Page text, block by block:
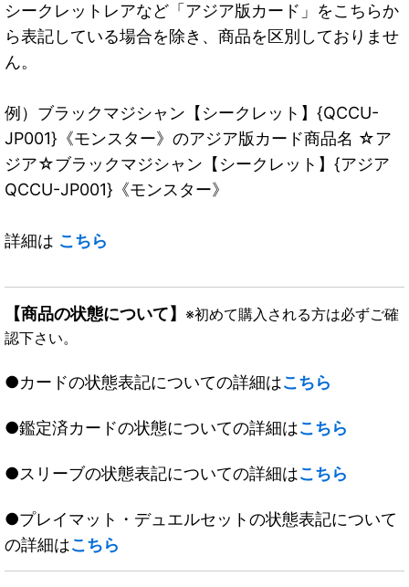
シークレットレアなど「アジア版カード」をこちらか
ら表記している場合を除き、商品を区別しておりませ
ん。
例）ブラックマジシャン【シークレット】{QCCU-
JP001}《モンスター》のアジア版カード商品名 ☆ア
ジア☆ブラックマジシャン【シークレット】{アジア
QCCU-JP001}《モンスター》
詳細は こちら
【商品の状態について】 ※初めて購入される方は必ずご確
認下さい。
●カードの状態表記についての詳細はこちら
●鑑定済カードの状態についての詳細はこちら
●スリーブの状態表記についての詳細はこちら
●プレイマット・デュエルセットの状態表記について
の詳細はこちら